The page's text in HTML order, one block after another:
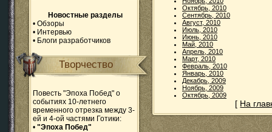
Новостные разделы
• Обзоры
• Интервью
• Блоги разработчиков
Творчество
Повесть "Эпоха Побед" о
событиях 10-летнего
временного отрезка между 3-
ей и 4-ой частями Готики:
• "Эпоха Побед"
Октябрь, 2010
Сентябрь, 2010
Август, 2010
Июль, 2010
Июнь, 2010
Май, 2010
Апрель, 2010
Март, 2010
Февраль, 2010
Январь, 2010
Декабрь, 2009
Ноябрь, 2009
Октябрь, 2009
[ На